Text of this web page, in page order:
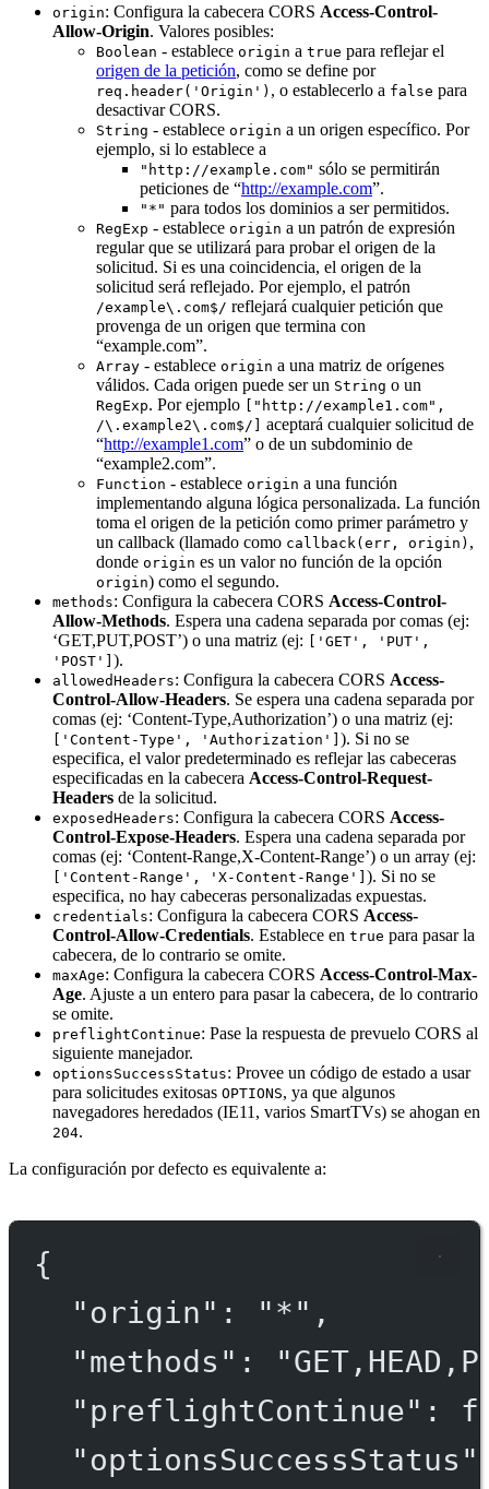
origin: Configura la cabecera CORS Access-Control-
Allow-Origin. Valores posibles:
Boolean - establece origin a true para reflejar el
origen de la petición, como se define por
req.header('Origin') , o establecerlo a false para
desactivar CORS.
String - establece origin a un origen específico. Por
ejemplo, si lo establece a
"http://example.com" sólo se permitirán
peticiones de “http://example.com”.
"*" para todos los dominios a ser permitidos.
RegExp - establece origin a un patrón de expresión
regular que se utilizará para probar el origen de la
solicitud. Si es una coincidencia, el origen de la
solicitud será reflejado. Por ejemplo, el patrón
/example\.com$/ reflejará cualquier petición que
provenga de un origen que termina con
“example.com”.
Array - establece origin a una matriz de orígenes
válidos. Cada origen puede ser un String o un
RegExp. Por ejemplo ["http://example1.com",
/\.example2\.com$/] aceptará cualquier solicitud de
“http://example1.com” o de un subdominio de
“example2.com”.
Function - establece origin a una función
implementando alguna lógica personalizada. La función
toma el origen de la petición como primer parámetro y
un callback (llamado como callback(err, origin) ,
donde origin es un valor no función de la opción
origin) como el segundo.
methods: Configura la cabecera CORS Access-Control-
Allow-Methods. Espera una cadena separada por comas (ej:
‘GET,PUT,POST’) o una matriz (ej: ['GET', 'PUT',
'POST'] ).
allowedHeaders: Configura la cabecera CORS Access-
Control-Allow-Headers. Se espera una cadena separada por
comas (ej: ‘Content-Type,Authorization’) o una matriz (ej:
['Content-Type', 'Authorization'] ). Si no se
especifica, el valor predeterminado es reflejar las cabeceras
especificadas en la cabecera Access-Control-Request-
Headers de la solicitud.
exposedHeaders: Configura la cabecera CORS Access-
Control-Expose-Headers. Espera una cadena separada por
comas (ej: ‘Content-Range,X-Content-Range’) o un array (ej:
['Content-Range', 'X-Content-Range'] ). Si no se
especifica, no hay cabeceras personalizadas expuestas.
credentials: Configura la cabecera CORS Access-
Control-Allow-Credentials. Establece en true para pasar la
cabecera, de lo contrario se omite.
maxAge: Configura la cabecera CORS Access-Control-Max-
Age. Ajuste a un entero para pasar la cabecera, de lo contrario
se omite.
preflightContinue: Pase la respuesta de prevuelo CORS al
siguiente manejador.
optionsSuccessStatus: Provee un código de estado a usar
para solicitudes exitosas OPTIONS, ya que algunos
navegadores heredados (IE11, varios SmartTVs) se ahogan en
204.
La configuración por defecto es equivalente a:
{
"origin" : "*" ,
"methods" :
"preflightContinue" :
"optionsSuccessStatus"